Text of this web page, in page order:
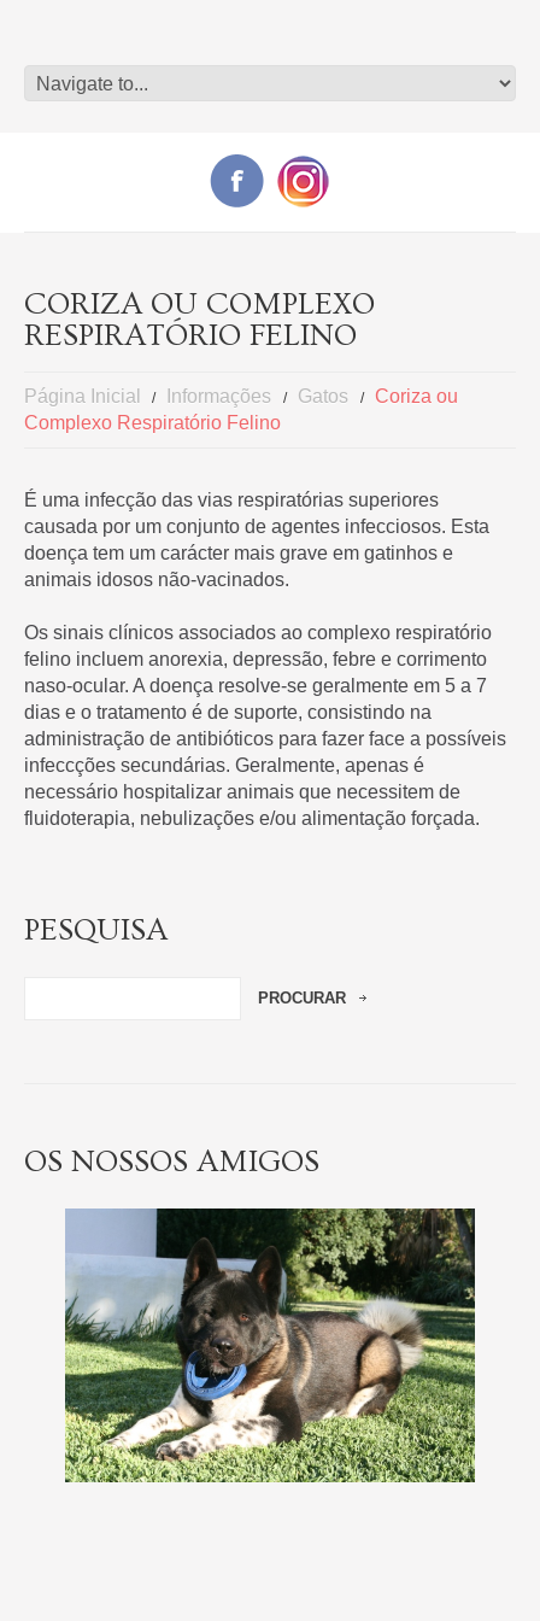
CORIZA OU COMPLEXO
RESPIRATÓRIO FELINO
Página Inicial Informações Gatos
Coriza ou
Complexo Respiratório Felino
É uma infecção das vias respiratórias superiores
causada por um conjunto de agentes infecciosos. Esta
doença tem um carácter mais grave em gatinhos e
animais idosos não-vacinados.
Os sinais clínicos associados ao complexo respiratório
felino incluem anorexia, depressão, febre e corrimento
naso-ocular. A doença resolve-se geralmente em 5 a 7
dias e o tratamento é de suporte, consistindo na
administração de antibióticos para fazer face a possíveis
infeccções secundárias. Geralmente, apenas é
necessário hospitalizar animais que necessitem de
fluidoterapia, nebulizações e/ou alimentação forçada.
PESQUISA
OS NOSSOS AMIGOS